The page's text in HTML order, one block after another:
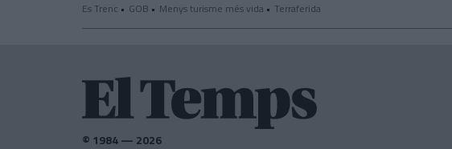
Es Trenc GOB Menys turisme més vida Terraferida
© 1984 — 2026